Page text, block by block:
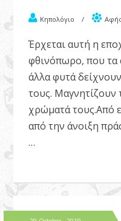
Κηπολόγιο /
Έρχεται αυτή η
φθινόπωρο, που τα
άλλα φυτά
τους. Μαγνητίζουν
χρώματά τους.Από
από την άνοιξη
…